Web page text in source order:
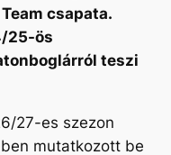
csapata.
25-ös
teszi
27-es szezon
mutatkozott be